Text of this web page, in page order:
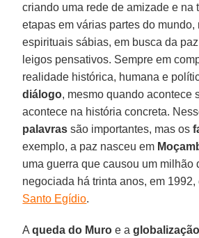
criando uma rede de amizade e na
etapas em várias partes do
espirituais sábias, em busca da
leigos pensativos. Sempre em
realidade histórica, humana e
diálogo, mesmo quando acontece
acontece na história concreta.
palavras são importantes, mas os
exemplo, a paz nasceu em
uma guerra que causou um milhão
negociada há trinta anos, em 1992,
Santo Egídio.
Aqueda do Muro e aglobalização